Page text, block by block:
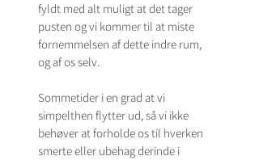
fyldt med alt muligt at det tager
pusten og vi kommer til at miste
fornemmelsen af dette indre rum,
og af os selv.
Sommetider i en grad at vi
simpelthen flytter ud, så vi ikke
behøver at forholde os til hverken
smerte eller ubehag derinde i